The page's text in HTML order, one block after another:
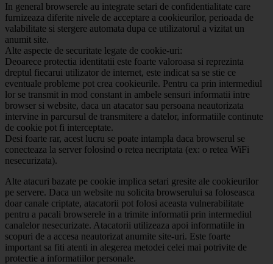
In general browserele au integrate setari de confidentialitate care
furnizeaza diferite nivele de acceptare a cookieurilor, perioada de
valabilitate si stergere automata dupa ce utilizatorul a vizitat un
anumit site.
Alte aspecte de securitate legate de cookie-uri:
Deoarece protectia identitatii este foarte valoroasa si reprezinta
dreptul fiecarui utilizator de internet, este indicat sa se stie ce
eventuale probleme pot crea cookieurile. Pentru ca prin intermediul
lor se transmit in mod constant in ambele sensuri informatii intre
browser si website, daca un atacator sau persoana neautorizata
intervine in parcursul de transmitere a datelor, informatiile continute
de cookie pot fi interceptate.
Desi foarte rar, acest lucru se poate intampla daca browserul se
conecteaza la server folosind o retea necriptata (ex: o retea WiFi
nesecurizata).
Alte atacuri bazate pe cookie implica setari gresite ale cookieurilor
pe servere. Daca un website nu solicita browserului sa foloseasca
doar canale criptate, atacatorii pot folosi aceasta vulnerabilitate
pentru a pacali browserele in a trimite informatii prin intermediul
canalelor nesecurizate. Atacatorii utilizeaza apoi informatiile in
scopuri de a accesa neautorizat anumite site-uri. Este foarte
important sa fiti atenti in alegerea metodei celei mai potrivite de
protectie a informatiilor personale.